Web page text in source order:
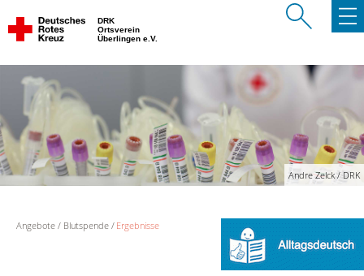
DRK
Ortsverein
Überlingen e.V.
Andre Zelck / DRK
Angebote Blutspende Ergebnisse